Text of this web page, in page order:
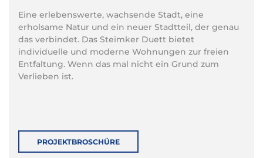
Eine erlebenswerte, wachsende Stadt, eine
erholsame Natur und ein neuer Stadtteil, der genau
das verbindet. Das Steimker Duett bietet
individuelle und moderne Wohnungen zur freien
Entfaltung. Wenn das mal nicht ein Grund zum
Verlieben ist.
PROJEKTBROSCHÜRE